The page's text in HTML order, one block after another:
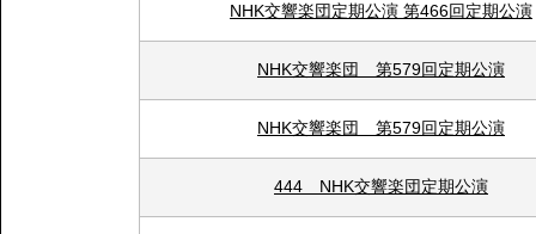
NHK交響楽団定期公演 第466回定期公演
NHK交響楽団 第579回定期公演
NHK交響楽団 第579回定期公演
444 NHK交響楽団定期公演